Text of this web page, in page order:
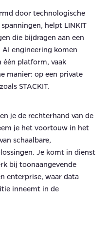
door technologische
helpt LINKIT
die bijdragen aan een
engineering komen
één platform, vaak
manier: op een private
STACKIT.
je de rechterhand van de
je het voortouw in het
schaalbare,
Je komt in dienst
bij toonaangevende
enterprise, waar data
inneemt in de